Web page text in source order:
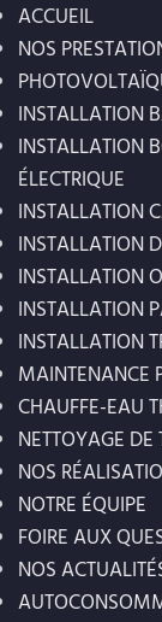
ACCUEIL
NOS
INSTALLATION
INSTALLATION
ÉLECTRIQUE
INSTALLATION
INSTALLATION
INSTALLATION
INSTALLATION
INSTALLATION
MAINTENANCE
CHAUFFE-EAU
NETTOYAGE DE
NOS
NOTRE ÉQUIPE
FOIRE AUX
NOS